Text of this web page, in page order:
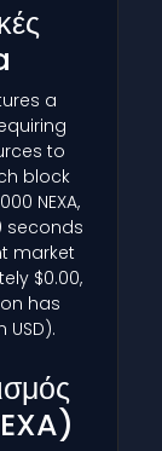
a
to
block
NEXA,
seconds
market
$0.00,
has
USD).